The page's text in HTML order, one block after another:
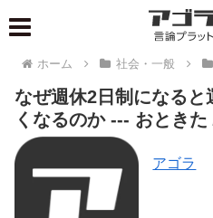
ホーム 社会・一般
なぜ週休2日制になる
くなるのか --- おときた
アゴラ